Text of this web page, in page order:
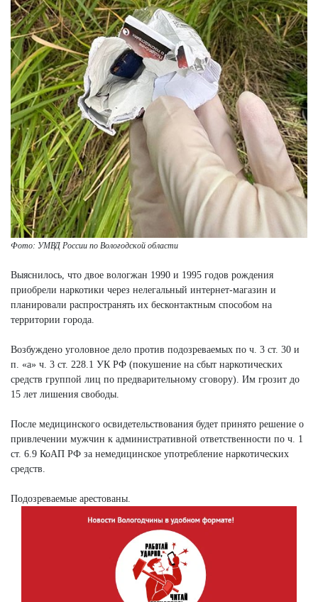
Фото: УМВД России по Вологодской области
Выяснилось, что двое вологжан 1990 и 1995 годов рождения
приобрели наркотики через нелегальный интернет-магазин и
планировали распространять их бесконтактным способом на
территории города.
Возбуждено уголовное дело против подозреваемых по ч. 3 ст. 30 и
п. «а» ч. 3 ст. 228.1 УК РФ (покушение на сбыт наркотических
средств группой лиц по предварительному сговору). Им грозит до
15 лет лишения свободы.
После медицинского освидетельствования будет принято решение о
привлечении мужчин к административной ответственности по ч. 1
ст. 6.9 КоАП РФ за немедицинское употребление наркотических
средств.
Подозреваемые арестованы.